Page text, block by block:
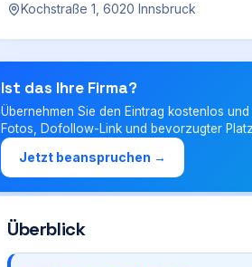
Kochstraße 1, 6020 Innsbruck
Ist das Ihre Firma?
Übernehmen Sie den Eintrag kostenlos
Fotos, Dofollow-Link und bevorzugter
Jetzt beanspruchen →
Überblick